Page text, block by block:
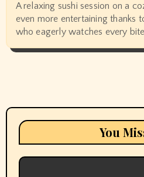
A relaxing sushi session on a
even more entertaining thanks
who eagerly watches every
You